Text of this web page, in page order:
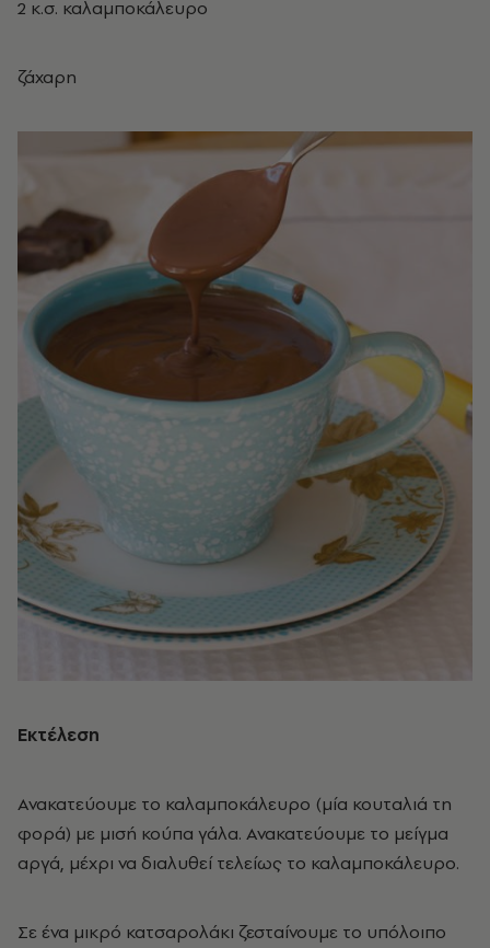
2 κ.σ. καλαμποκάλευρο
ζάχαρη
Εκτέλεση
Ανακατεύουμε το καλαμποκάλευρο (μία κουταλιά τη
φορά) με μισή κούπα γάλα. Ανακατεύουμε το μείγμα
αργά, μέχρι να διαλυθεί τελείως το καλαμποκάλευρο.
Σε ένα μικρό κατσαρολάκι ζεσταίνουμε το υπόλοιπο